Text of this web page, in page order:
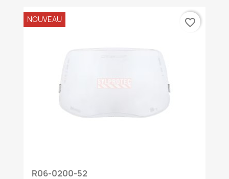
R06-0200-52
NOUVEAU favorite_border